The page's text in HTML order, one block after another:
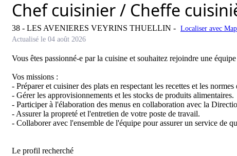
Chef cuisinier / Cheffe
38 - LES AVENIERES VEYRINS THUELLIN - Localiser avec
Actualisé le 04 août 2026
Vous êtes passionné-e par la cuisine et souhaitez rejoindre une
Vos missions :
- Préparer et cuisiner des plats en respectant les recettes et les
- Gérer les approvisionnements et les stocks de produits alimentaires.
- Participer à l'élaboration des menus en collaboration avec la
- Assurer la propreté et l'entretien de votre poste de travail.
- Collaborer avec l'ensemble de l'équipe pour assurer un service de
Le profil recherché